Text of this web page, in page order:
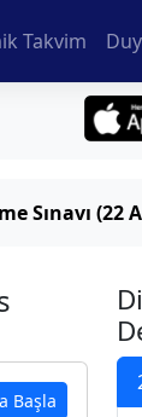
Takvim
Sınavı (22
Başla